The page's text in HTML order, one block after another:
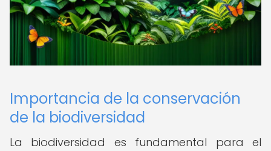
Importancia de la conservación
de la biodiversidad
La biodiversidad es fundamental para el